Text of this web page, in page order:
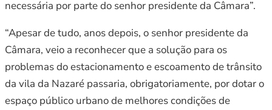
necessária por parte do senhor presidente da Câmara”.
“Apesar de tudo, anos depois, o senhor presidente da
Câmara, veio a reconhecer que a solução para os
problemas do estacionamento e escoamento de trânsito
da vila da Nazaré passaria, obrigatoriamente, por dotar o
espaço público urbano de melhores condições de